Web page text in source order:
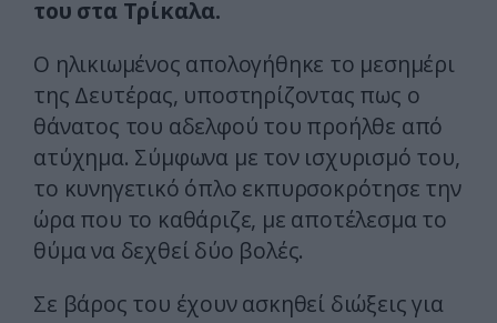
του στα Τρίκαλα.
Ο ηλικιωμένος απολογήθηκε το μεσημέρι
της Δευτέρας, υποστηρίζοντας πως ο
θάνατος του αδελφού του προήλθε από
ατύχημα. Σύμφωνα με τον ισχυρισμό του,
το κυνηγετικό όπλο εκπυρσοκρότησε την
ώρα που το καθάριζε, με αποτέλεσμα το
θύμα να δεχθεί δύο βολές.
Σε βάρος του έχουν ασκηθεί διώξεις για